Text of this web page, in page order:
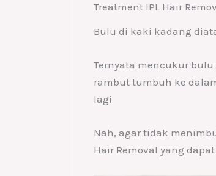
Treatment IPL Hair
Bulu di kaki kadang
Ternyata mencukur
rambut tumbuh ke
lagi
Nah, agar tidak
Hair Removal yang